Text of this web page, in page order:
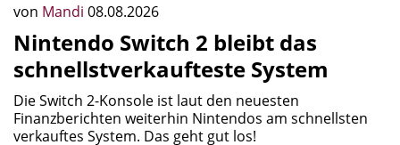
von Mandi 08.08.2026
Nintendo Switch 2 bleibt das
schnellstverkaufteste System
Die Switch 2-Konsole ist laut den neuesten
Finanzberichten weiterhin Nintendos am schnellsten
verkauftes System. Das geht gut los!